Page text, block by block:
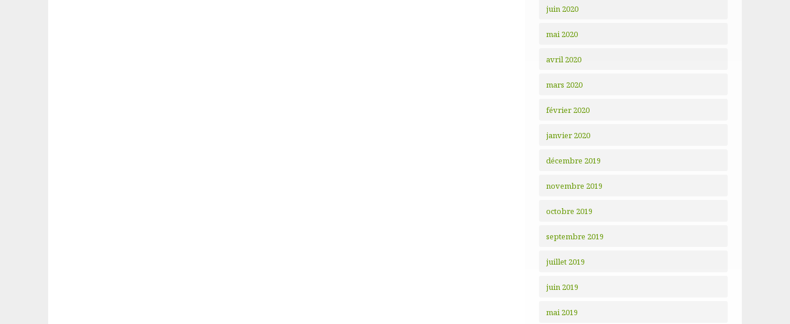
juin 2020
mai 2020
avril 2020
mars 2020
février 2020
janvier 2020
décembre 2019
novembre 2019
octobre 2019
septembre 2019
juillet 2019
juin 2019
mai 2019